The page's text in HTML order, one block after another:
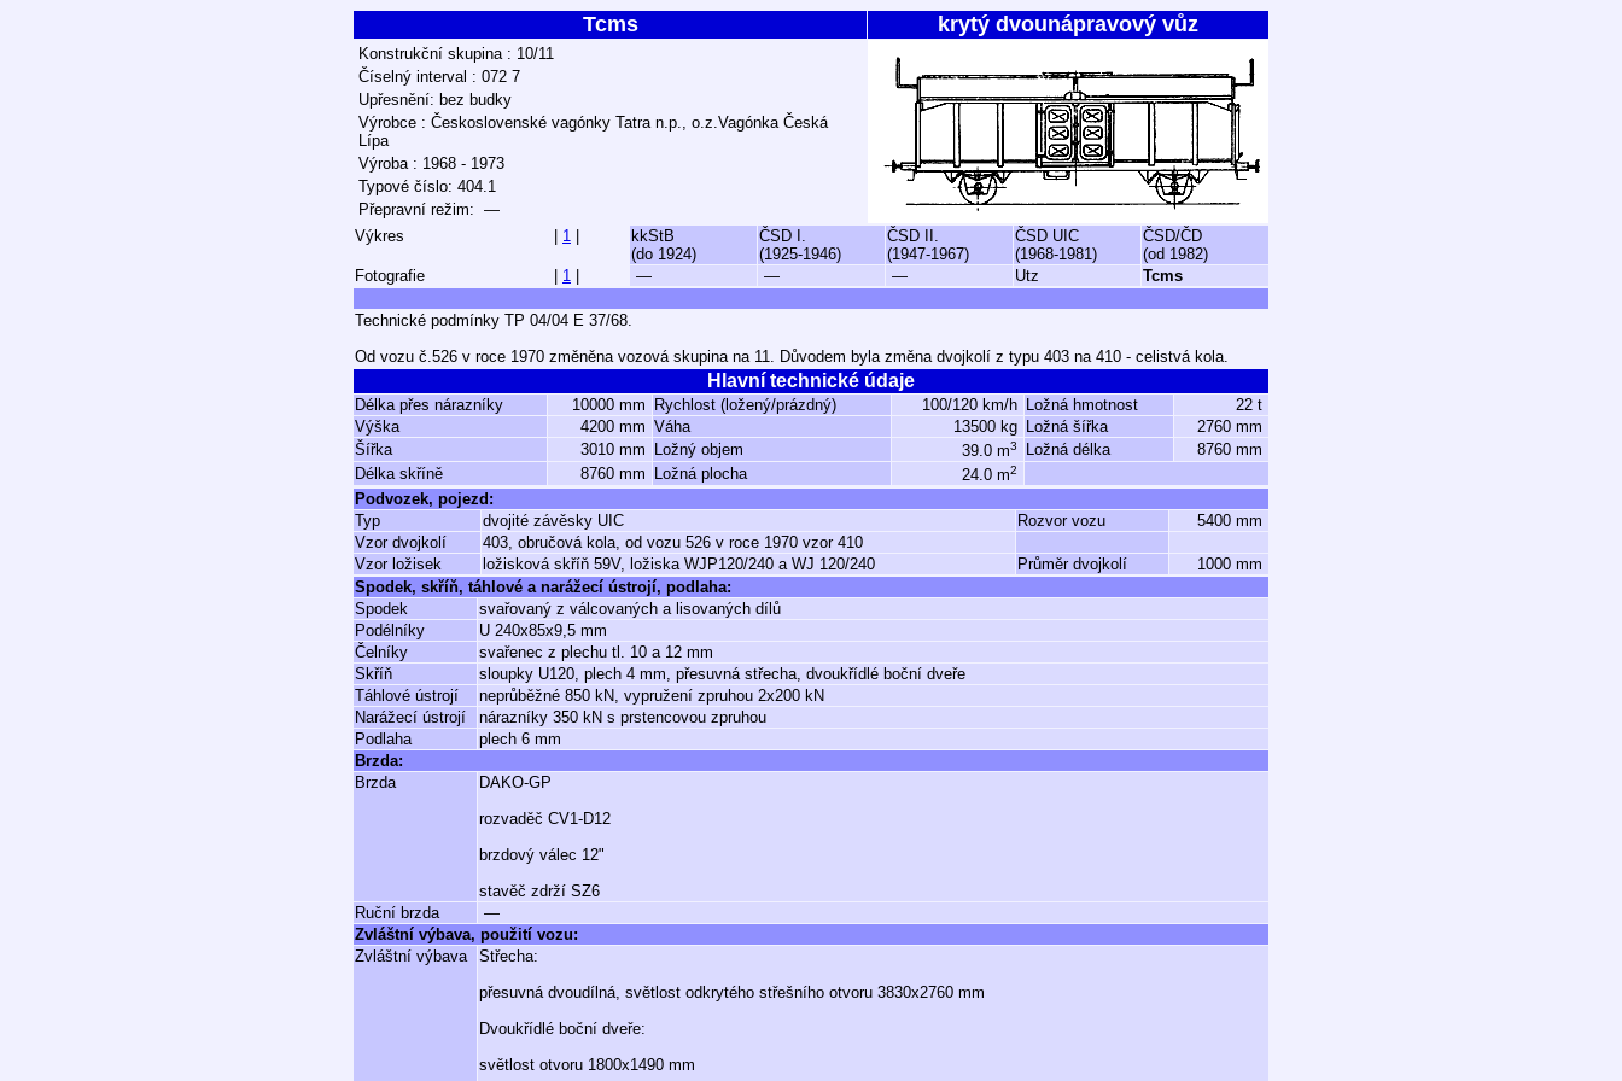
Tcms krytý dvounápravový vůz
Konstrukční skupina : 10/11
Číselný interval : 072 7
Upřesnění: bez budky
Výrobce : Československé vagónky Tatra n.p., o.z.Vagónka Česká
Lípa
Výroba : 1968 - 1973
Typové číslo: 404.1
Přepravní režim: —
Výkres
1
kkStB
(do 1924)
ČSD I.
(1925-1946)
ČSD II.
(1947-1967)
ČSD UIC
(1968-1981)
ČSD/ČD
(od 1982)
Fotografie
1 — — — Utz Tcms
Technické podmínky TP 04/04 E 37/68.
Od vozu č.526 v roce 1970 změněna vozová skupina na 11. Důvodem byla změna dvojkolí z typu 403 na 410 - celistvá kola.
Hlavní technické údaje
Délka přes nárazníky 10000 mm Rychlost (ložený/prázdný) 100/120 km/h Ložná hmotnost
22 t
Výška
4200 mm Váha 13500 kg Ložná šířka
2760 mm
Šířka
3010 mm Ložný objem 39.0 m3 Ložná délka
8760 mm
Délka skříně
8760 mm Ložná plocha 24.0 m2
Podvozek, pojezd:
Typ
dvojité závěsky UIC Rozvor vozu
5400 mm
Vzor dvojkolí
403, obručová kola, od vozu 526 v roce 1970 vzor 410
Vzor ložisek
ložisková skříň 59V, ložiska WJP120/240 a WJ 120/240 Průměr dvojkolí
1000 mm
Spodek, skříň, táhlové a narážecí ústrojí, podlaha:
Spodek
svařovaný z válcovaných a lisovaných dílů
Podélníky
U 240x85x9,5 mm
Čelníky
svařenec z plechu tl. 10 a 12 mm
Skříň
sloupky U120, plech 4 mm, přesuvná střecha, dvoukřídlé boční dveře
Táhlové ústrojí
neprůběžné 850 kN, vypružení zpruhou 2x200 kN
Narážecí ústrojí
nárazníky 350 kN s prstencovou zpruhou
Podlaha
plech 6 mm
Brzda:
Brzda
DAKO-GP
rozvaděč CV1-D12
brzdový válec 12"
stavěč zdrží SZ6
Ruční brzda
—
Zvláštní výbava, použití vozu:
Zvláštní výbava
Střecha:
přesuvná dvoudílná, světlost odkrytého střešního otvoru 3830x2760 mm
Dvoukřídlé boční dveře:
světlost otvoru 1800x1490 mm